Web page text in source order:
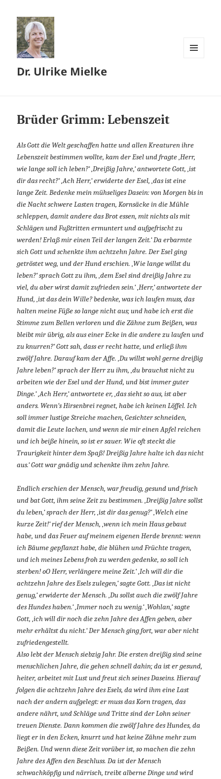
Dr. Ulrike Mielke
Brüder Grimm: Lebenszeit
Als Gott die Welt geschaffen hatte und allen Kreaturen ihre
Lebenszeit bestimmen wollte, kam der Esel und fragte ‚Herr,
wie lange soll ich leben?‘ ‚Dreißig Jahre,‘ antwortete Gott, ‚ist
dir das recht?‘ ‚Ach Herr,‘ erwiderte der Esel, ‚das ist eine
lange Zeit. Bedenke mein mühseliges Dasein: von Morgen bis in
die Nacht schwere Lasten tragen, Kornsäcke in die Mühle
schleppen, damit andere das Brot essen, mit nichts als mit
Schlägen und Fußtritten ermuntert und aufgefrischt zu
werden! Erlaß mir einen Teil der langen Zeit.‘ Da erbarmte
sich Gott und schenkte ihm achtzehn Jahre. Der Esel ging
getröstet weg, und der Hund erschien. ‚Wie lange willst du
leben?‘ sprach Gott zu ihm, ‚dem Esel sind dreißig Jahre zu
viel, du aber wirst damit zufrieden sein.‘ ‚Herr,‘ antwortete der
Hund, ‚ist das dein Wille? bedenke, was ich laufen muss, das
halten meine Füße so lange nicht aus; und habe ich erst die
Stimme zum Bellen verloren und die Zähne zum Beißen, was
bleibt mir übrig, als aus einer Ecke in die andere zu laufen und
zu knurren?‘ Gott sah, dass er recht hatte, und erließ ihm
zwölf Jahre. Darauf kam der Affe. ‚Du willst wohl gerne dreißig
Jahre leben?‘ sprach der Herr zu ihm, ‚du brauchst nicht zu
arbeiten wie der Esel und der Hund, und bist immer guter
Dinge.‘ ‚Ach Herr,‘ antwortete er, ‚das sieht so aus, ist aber
anders. Wenn‘s Hirsenbrei regnet, habe ich keinen Löffel. Ich
soll immer lustige Streiche machen, Gesichter schneiden,
damit die Leute lachen, und wenn sie mir einen Apfel reichen
und ich beiße hinein, so ist er sauer. Wie oft steckt die
Traurigkeit hinter dem Spaß! Dreißig Jahre halte ich das nicht
aus.‘ Gott war gnädig und schenkte ihm zehn Jahre.
Endlich erschien der Mensch, war freudig, gesund und frisch
und bat Gott, ihm seine Zeit zu bestimmen. ‚Dreißig Jahre sollst
du leben,‘ sprach der Herr, ‚ist dir das genug?‘ ‚Welch eine
kurze Zeit!‘ rief der Mensch, ‚wenn ich mein Haus gebaut
habe, und das Feuer auf meinem eigenen Herde brennt: wenn
ich Bäume gepflanzt habe, die blühen und Früchte tragen,
und ich meines Lebens froh zu werden gedenke, so soll ich
sterben! oO Herr, verlängere meine Zeit.‘ ‚Ich will dir die
achtzehn Jahre des Esels zulegen,‘ sagte Gott. ‚Das ist nicht
genug,‘ erwiderte der Mensch. ‚Du sollst auch die zwölf Jahre
des Hundes haben.‘ ‚Immer noch zu wenig.‘ ‚Wohlan,‘ sagte
Gott, ‚ich will dir noch die zehn Jahre des Affen geben, aber
mehr erhältst du nicht.‘ Der Mensch ging fort, war aber nicht
zufriedengestellt.
Also lebt der Mensch siebzig Jahr. Die ersten dreißig sind seine
menschlichen Jahre, die gehen schnell dahin; da ist er gesund,
heiter, arbeitet mit Lust und freut sich seines Daseins. Hierauf
folgen die achtzehn Jahre des Esels, da wird ihm eine Last
nach der andern aufgelegt: er muss das Korn tragen, das
andere nährt, und Schläge und Tritte sind der Lohn seiner
treuen Dienste. Dann kommen die zwölf Jahre des Hundes, da
liegt er in den Ecken, knurrt und hat keine Zähne mehr zum
Beißen. Und wenn diese Zeit vorüber ist, so machen die zehn
Jahre des Affen den Beschluss. Da ist der Mensch
schwachköpfig und närrisch, treibt alberne Dinge und wird